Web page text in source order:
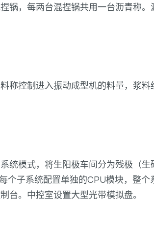
锅，每两台混捏锅共用一台沥青称
称控制进入振动成型机的料量，浆
统模式，将生阳极车间分为残极（
子系统配置单独的CPU模块，整
台。中控室设置大型光带模拟盘。